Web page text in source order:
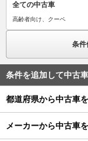
全ての中古車
高齢者向け、クーペ
条件
条件を追加して中古
都道府県から中古車
メーカーから中古車